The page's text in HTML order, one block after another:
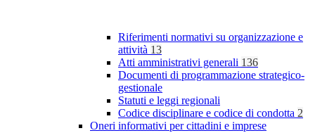
Riferimenti normativi su organizzazione e
attività 13
Atti amministrativi generali 136
Documenti di programmazione strategico-
gestionale
Statuti e leggi regionali
Codice disciplinare e codice di condotta 2
Oneri informativi per cittadini e imprese